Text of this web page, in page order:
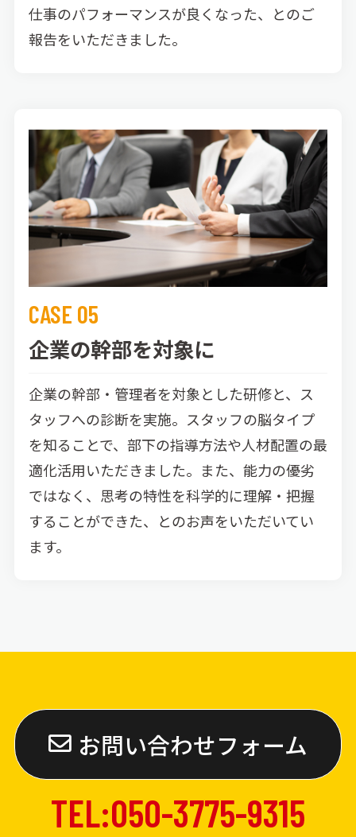
仕事のパフォーマンスが良くなった、とのご
報告をいただきました。
CASE 05
企業の幹部を対象に
企業の幹部・管理者を対象とした研修と、ス
タッフへの診断を実施。スタッフの脳タイプ
を知ることで、部下の指導方法や人材配置の最
適化活用いただきました。また、能力の優劣
ではなく、思考の特性を科学的に理解・把握
することができた、とのお声をいただいてい
ます。
お問い合わせフォーム
TEL:050-3775-9315